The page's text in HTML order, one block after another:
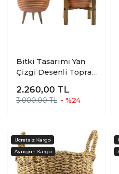
Bitki Tasarımı Yan
Çizgi Desenli Toprak
Çiçeklik İkili Set 3
Ayaklı- 4 Ayaklı- 19
2.260,00 TL
3.000,00 TL - %24